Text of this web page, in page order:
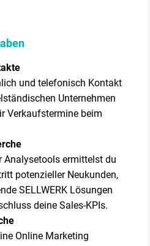
und telefonisch Kontakt
Unternehmen
Verkaufstermine beim
Analysetools ermittelst du
potenzieller Neukunden,
SELLWERK Lösungen
deine Sales-KPIs.
Online Marketing